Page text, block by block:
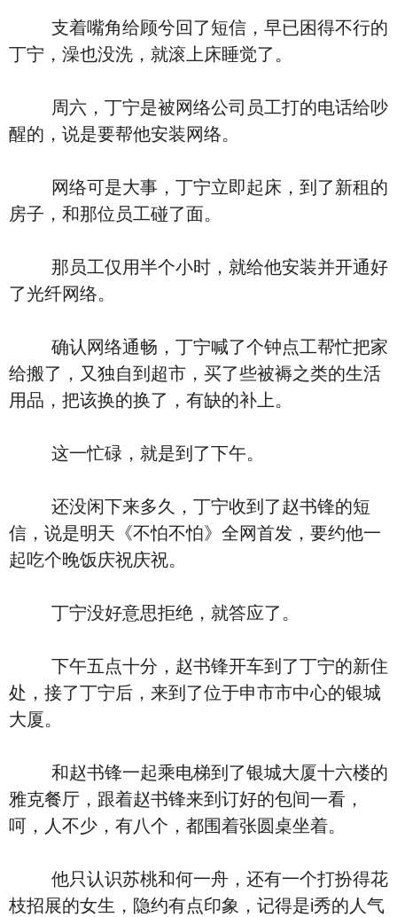
支着嘴角给顾兮回了短信，早已困得不行的
丁宁，澡也没洗，就滚上床睡觉了。
周六，丁宁是被网络公司员工打的电话给吵
醒的，说是要帮他安装网络。
网络可是大事，丁宁立即起床，到了新租的
房子，和那位员工碰了面。
那员工仅用半个小时，就给他安装并开通好
了光纤网络。
确认网络通畅，丁宁喊了个钟点工帮忙把家
给搬了，又独自到超市，买了些被褥之类的生活
用品，把该换的换了，有缺的补上。
这一忙碌，就是到了下午。
还没闲下来多久，丁宁收到了赵书锋的短
信，说是明天《不怕不怕》全网首发，要约他一
起吃个晚饭庆祝庆祝。
丁宁没好意思拒绝，就答应了。
下午五点十分，赵书锋开车到了丁宁的新住
处，接了丁宁后，来到了位于申市市中心的银城
大厦。
和赵书锋一起乘电梯到了银城大厦十六楼的
雅克餐厅，跟着赵书锋来到订好的包间一看，
呵，人不少，有八个，都围着张圆桌坐着。
他只认识苏桃和何一舟，还有一个打扮得花
枝招展的女生，隐约有点印象，记得是i秀的人气